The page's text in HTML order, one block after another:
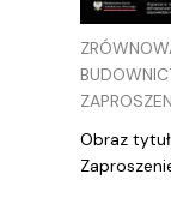
Obraz